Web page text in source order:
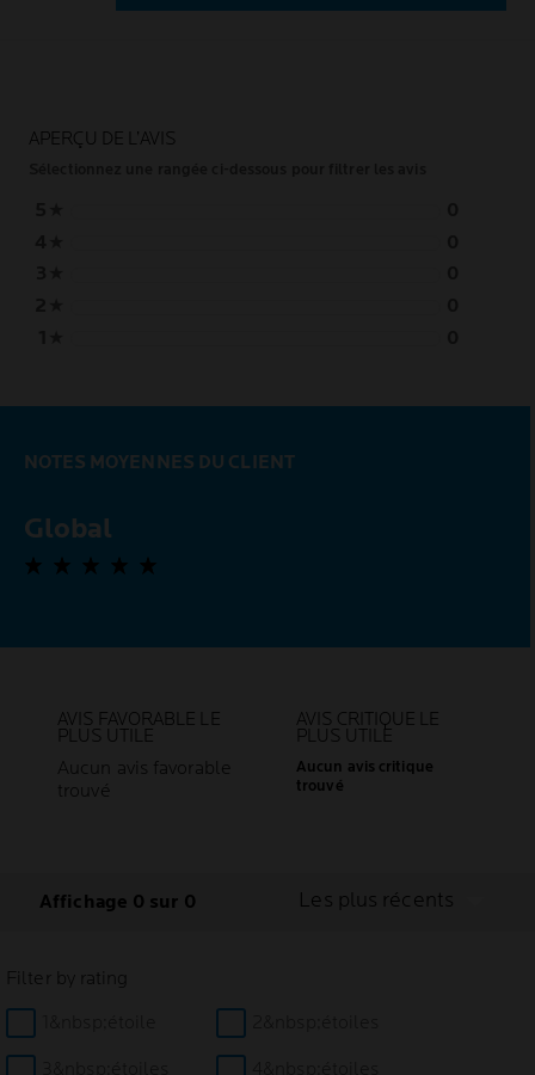
APERÇU DE L’AVIS
NOTES MOYENNES DU CLIENT
Global
0,0 out of 5 stars
AVIS FAVORABLE LE
PLUS UTILE
Aucun avis favorable
trouvé
AVIS CRITIQUE LE
PLUS UTILE
Aucun avis critique
trouvé
Affichage 0 sur 0 Les plus récents
Filter by rating